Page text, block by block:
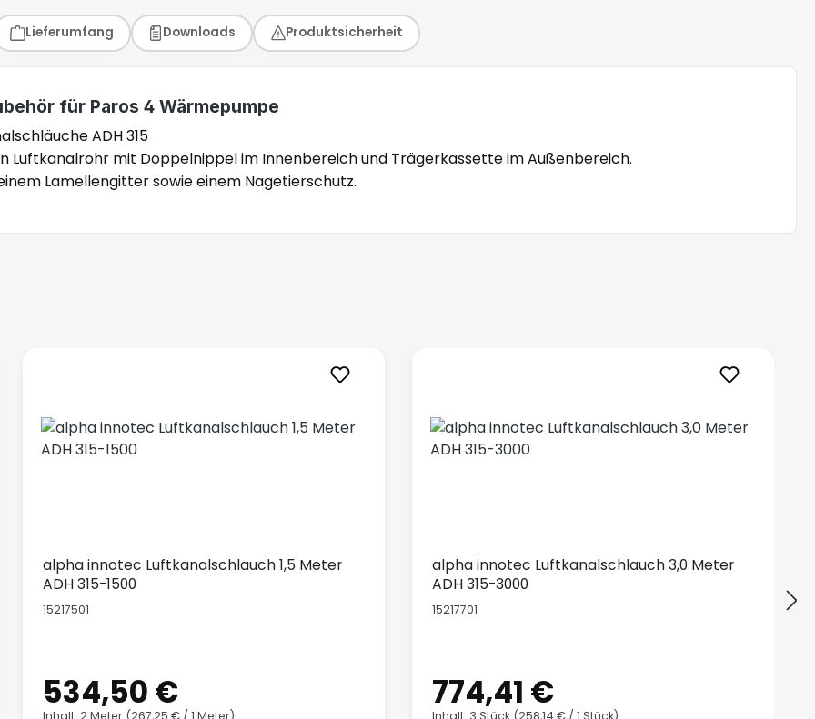
Lieferumfang Downloads Produktsicherheit
für Paros 4 Wärmepumpe
ADH 315
Luftkanalrohr mit Doppelnippel im Innenbereich und Trägerkassette im Außenbereich.
Lamellengitter sowie einem Nagetierschutz.
alpha innotec Luftkanalschlauch 1,5 Meter
ADH 315-1500
15217501
Regulärer Preis:
534,50 €
Inhalt: 2 Meter (267,25 € / 1 Meter)
alpha innotec Luftkanalschlauch 3,0 Meter
ADH 315-3000
15217701
Regulärer Preis:
774,41 €
Inhalt: 3 Stück (258,14 € / 1 Stück)